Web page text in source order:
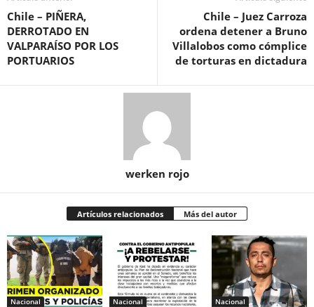
Chile – PIÑERA,
DERROTADO EN
VALPARAÍSO POR LOS
PORTUARIOS
Chile – Juez Carroza
ordena detener a Bruno
Villalobos como cómplice
de torturas en dictadura
werken rojo
Artículos relacionados Más del autor
Nacional Nacional Nacional